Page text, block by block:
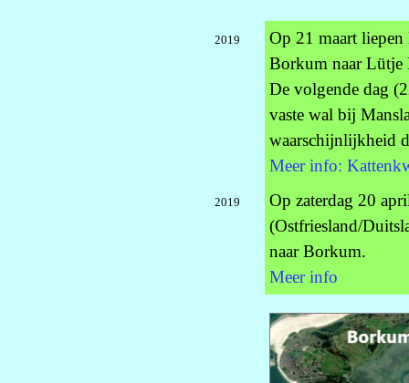
2019
Op 21 maart
Borkum naar Lütje
De volgende dag
vaste wal bij
waarschijnlijkheid
Meer info:
2019
Op zaterdag 20
(Ostfriesland/
naar Borkum.
Meer info